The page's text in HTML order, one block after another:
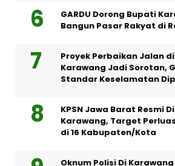
GARDU Dorong Bupati
Bangun Pasar Rakyat di
Proyek Perbaikan Jalan
Karawang Jadi Sorotan,
Standar Keselamatan
KPSN Jawa Barat Resmi
Karawang, Target
di 16 Kabupaten/Kota
Oknum Polisi Di